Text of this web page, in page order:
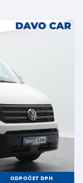
ODPOČET DPH